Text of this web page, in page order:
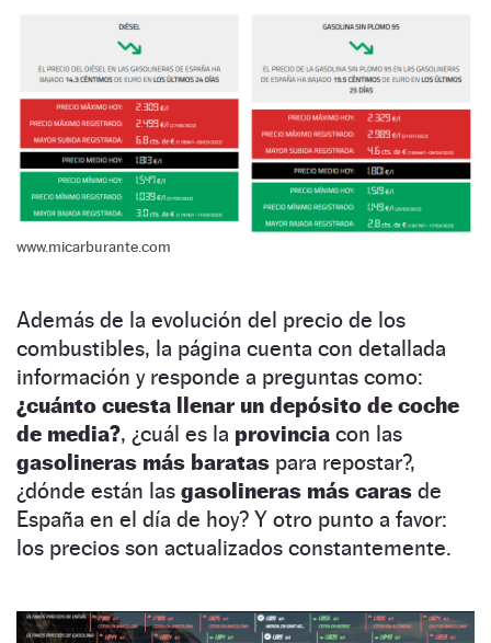
www.micarburante.com
Además de la evolución del precio de los
combustibles, la página cuenta con detallada
información y responde a preguntas como:
¿cuánto cuesta llenar un depósito de coche
de media?, ¿cuál es la provincia con las
gasolineras más baratas para repostar?,
¿dónde están las gasolineras más caras de
España en el día de hoy? Y otro punto a favor:
los precios son actualizados constantemente.